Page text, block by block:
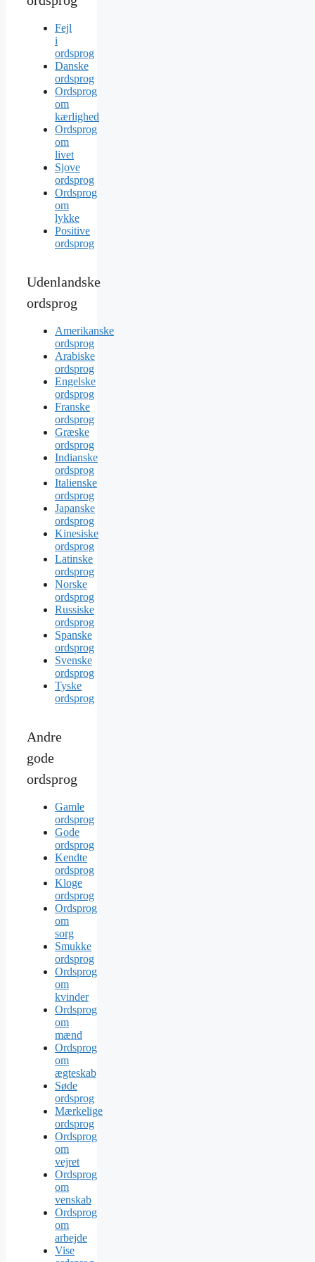
Fejl
i
ordsprog
Danske
ordsprog
Ordsprog
om
kærlighed
Ordsprog
om
livet
Sjove
ordsprog
Ordsprog
om
lykke
Positive
ordsprog
Udenlandske
ordsprog
Amerikanske
ordsprog
Arabiske
ordsprog
Engelske
ordsprog
Franske
ordsprog
Græske
ordsprog
Indianske
ordsprog
Italienske
ordsprog
Japanske
ordsprog
Kinesiske
ordsprog
Latinske
ordsprog
Norske
ordsprog
Russiske
ordsprog
Spanske
ordsprog
Svenske
ordsprog
Tyske
ordsprog
Andre
gode
ordsprog
Gamle
ordsprog
Gode
ordsprog
Kendte
ordsprog
Kloge
ordsprog
Ordsprog
om
sorg
Smukke
ordsprog
Ordsprog
om
kvinder
Ordsprog
om
mænd
Ordsprog
om
ægteskab
Søde
ordsprog
Mærkelige
ordsprog
Ordsprog
om
vejret
Ordsprog
om
venskab
Ordsprog
om
arbejde
Vise